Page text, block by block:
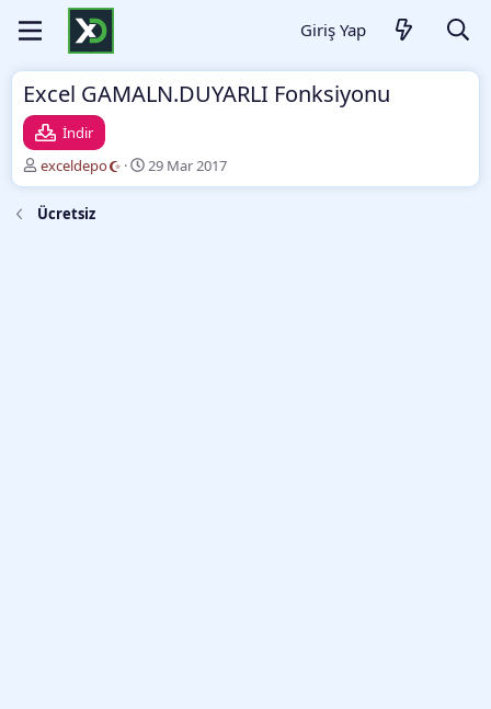
Giriş Yap
Excel GAMALN.DUYARLI Fonksiyonu
İndir
Y
a
z
a
exceldepo
O
l
29 Mar 2017
Ücretsiz